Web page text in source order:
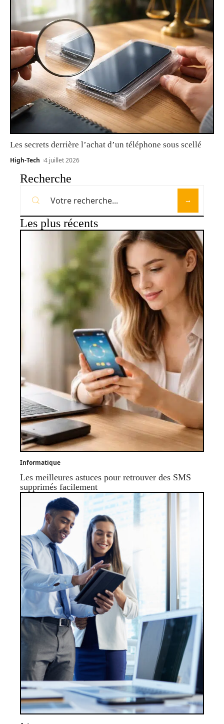
Les secrets derrière l’achat d’un téléphone sous scellé
High-Tech 4 juillet 2026
Recherche
Les plus récents
Informatique
Les meilleures astuces pour retrouver des SMS
supprimés facilement